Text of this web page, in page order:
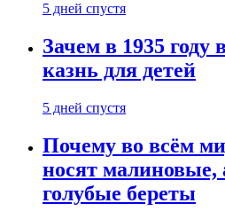
5 дней спустя
Зачем в 1935 году
казнь для детей
5 дней спустя
Почему во всём
носят малиновые,
голубые береты